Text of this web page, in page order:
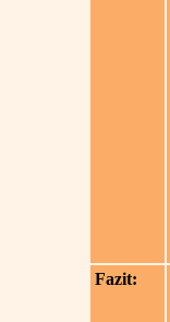
Fazit: